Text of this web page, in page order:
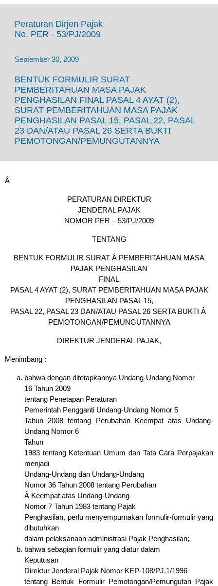
Peraturan Dirjen Pajak
No. PER - 53/PJ/2009
September 30, 2009
BENTUK FORMULIR SURAT
PEMBERITAHUAN MASA PAJAK
PENGHASILAN FINAL PASAL 4 AYAT (2),
SURAT PEMBERITAHUAN MASA PAJAK
PENGHASILAN PASAL 15, PASAL 22, PASAL
23 DAN/ATAU PASAL 26 SERTA BUKTI
PEMOTONGAN/PEMUNGUTANNYA
Â
PERATURAN DIREKTUR
JENDERAL PAJAK
NOMOR PER – 53/PJ/2009
TENTANG
BENTUK FORMULIR SURAT Â PEMBERITAHUAN MASA
PAJAK PENGHASILAN
FINAL
PASAL 4 AYAT (2), SURAT PEMBERITAHUAN MASA PAJAK
PENGHASILAN PASAL 15,
PASAL 22, PASAL 23 DAN/ATAU PASAL 26 SERTA BUKTI Â
PEMOTONGAN/PEMUNGUTANNYA
DIREKTUR JENDERAL PAJAK,
Menimbang :
bahwa dengan ditetapkannya Undang-Undang Nomor
16 Tahun 2009
tentang Penetapan Peraturan
Pemerintah Pengganti Undang-Undang Nomor 5
Tahun 2008 tentang Perubahan Keempat atas Undang-
Undang Nomor 6
Tahun
1983 tentang Ketentuan Umum dan Tata Cara Perpajakan
menjadi
Undang-Undang dan Undang-Undang
Nomor 36 Tahun 2008 tentang Perubahan
Â Keempat atas Undang-Undang
Nomor 7 Tahun 1983 tentang Pajak
Penghasilan, perlu menyempurnakan formulir-formulir yang
dibutuhkan
dalam pelaksanaan administrasi Pajak Penghasilan;
bahwa sebagian formulir yang diatur dalam
Keputusan
Direktur Jenderal Pajak Nomor KEP-108/PJ.1/1996
tentang Bentuk Formulir Pemotongan/Pemungutan Pajak